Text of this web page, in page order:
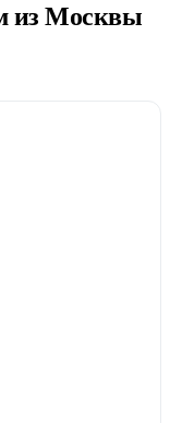
из Москвы